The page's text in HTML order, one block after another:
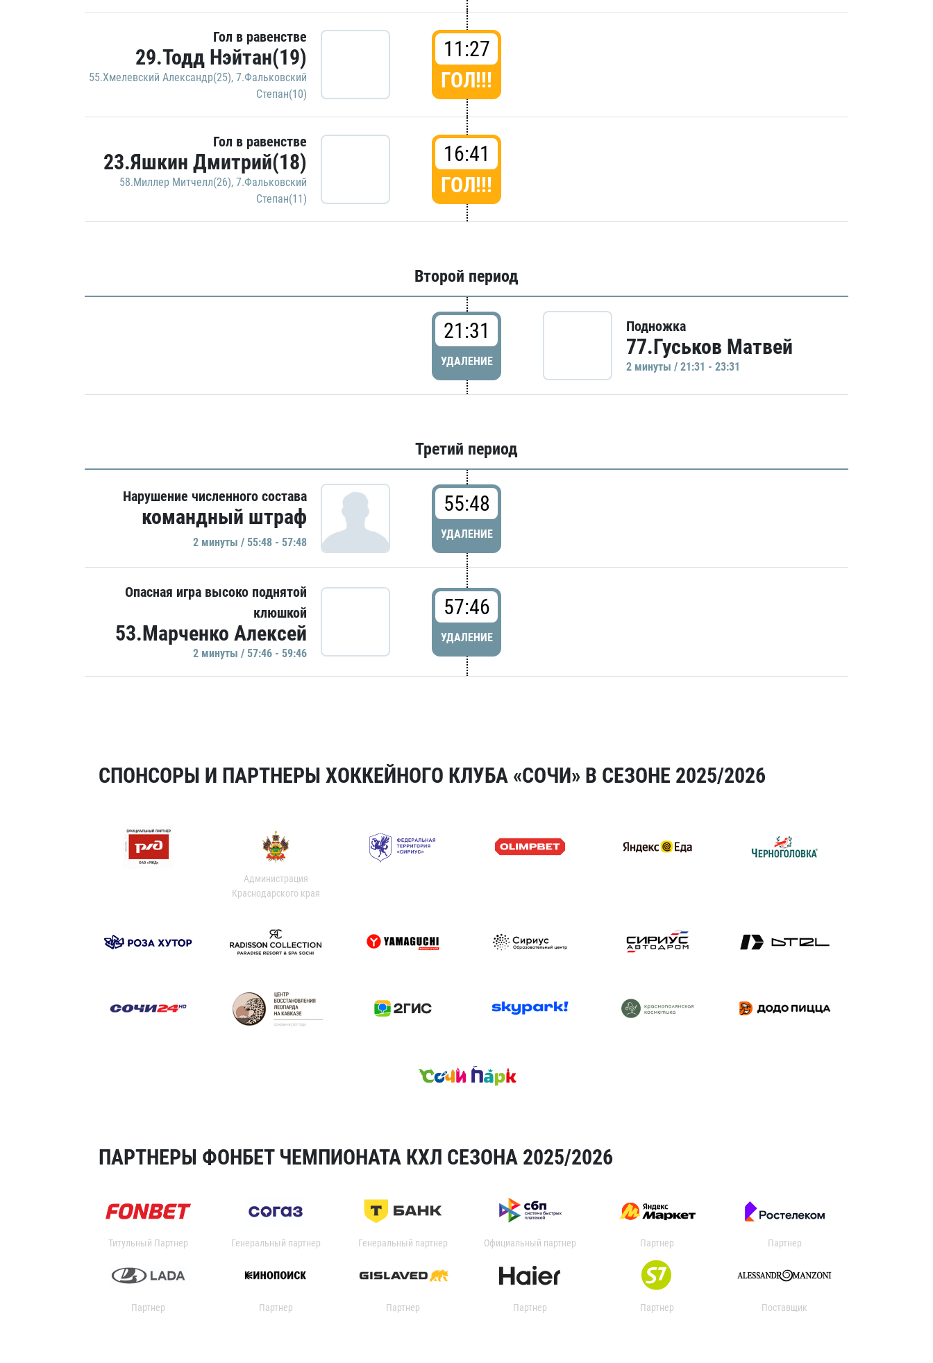
Гол в равенстве
29.Тодд Нэйтан(19)
55.Хмелевский Александр(25), 7.Фальковский
Степан(10)
11:27
ГОЛ!!!
Гол в равенстве
23.Яшкин Дмитрий(18)
58.Миллер Митчелл(26), 7.Фальковский
Степан(11)
16:41
ГОЛ!!!
Второй период
21:31
УДАЛЕНИЕ
Подножка
77.Гуськов Матвей
2 минуты / 21:31 - 23:31
Третий период
Нарушение численного состава
командный штраф
2 минуты / 55:48 - 57:48
55:48
УДАЛЕНИЕ
Опасная игра высоко поднятой
клюшкой
53.Марченко Алексей
2 минуты / 57:46 - 59:46
57:46
УДАЛЕНИЕ
СПОНСОРЫ И ПАРТНЕРЫ ХОККЕЙНОГО КЛУБА «СОЧИ» В СЕЗОНЕ 2025/2026
Администрация
Краснодарского края
ПАРТНЕРЫ ФОНБЕТ ЧЕМПИОНАТА КХЛ СЕЗОНА 2025/2026
Титульный Партнер Генеральный партнер Генеральный партнер Официальный партнер Партнер Партнер
Партнер Партнер Партнер Партнер Партнер Поставщик